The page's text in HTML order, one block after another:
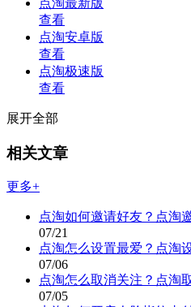
点淘最新版
查看
点淘安卓版
查看
点淘极速版
查看
展开全部
相关文章
更多+
点淘如何邀请好友？点淘
07/21
点淘怎么设置最爱？点淘
07/06
点淘怎么取消关注？点淘
07/05